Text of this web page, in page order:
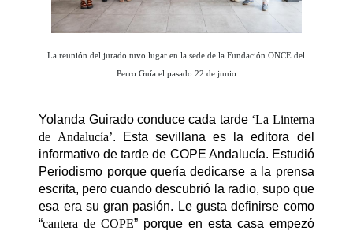
La reunión del jurado tuvo lugar en la sede de la Fundación ONCE del
Perro Guía el pasado 22 de junio
Yolanda Guirado conduce cada tarde ‘La Linterna
de Andalucía’. Esta sevillana es la editora del
informativo de tarde de COPE Andalucía. Estudió
Periodismo porque quería dedicarse a la prensa
escrita, pero cuando descubrió la radio, supo que
esa era su gran pasión. Le gusta definirse como
“cantera de COPE” porque en esta casa empezó